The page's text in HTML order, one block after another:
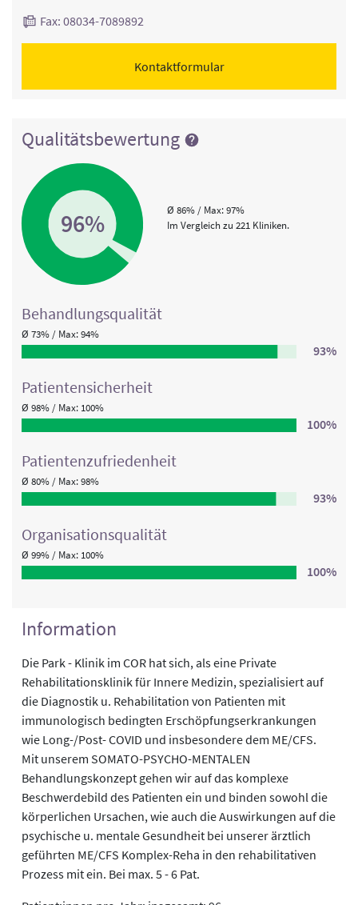
Fax: 08034-7089892
Kontaktformular
Qualitätsbewertung
96%
Ø 86% / Max: 97%
Im Vergleich zu 221 Kliniken.
Behandlungs­qualität
Ø 73% / Max: 94%
93%
Patienten­sicherheit
Ø 98% / Max: 100%
100%
Patienten­zufriedenheit
Ø 80% / Max: 98%
93%
Organisations­qualität
Ø 99% / Max: 100%
100%
Information
Die Park - Klinik im COR hat sich, als eine Private
Rehabilitationsklinik für Innere Medizin, spezialisiert auf
die Diagnostik u. Rehabilitation von Patienten mit
immunologisch bedingten Erschöpfungserkrankungen
wie Long-/Post- COVID und insbesondere dem ME/CFS.
Mit unserem SOMATO-PSYCHO-MENTALEN
Behandlungskonzept gehen wir auf das komplexe
Beschwerdebild des Patienten ein und binden sowohl die
körperlichen Ursachen, wie auch die Auswirkungen auf die
psychische u. mentale Gesundheit bei unserer ärztlich
geführten ME/CFS Komplex-Reha in den rehabilitativen
Prozess mit ein. Bei max. 5 - 6 Pat.